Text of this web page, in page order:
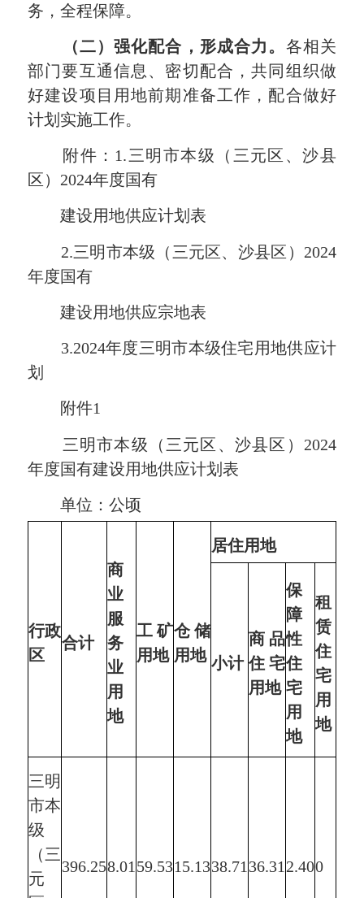
务，全程保障。
（二）强化配合，形成合力。 各相关
部门要互通信息、密切配合，共同组织做
好建设项目用地前期准备工作，配合做好
计划实施工作。
附件：1.三明市本级（三元区、沙县
区）2024年度国有
建设用地供应计划表
2.三明市本级（三元区、沙县区）2024
年度国有
建设用地供应宗地表
3.2024年度三明市本级住宅用地供应计
划
附件1
三明市本级（三元区、沙县区）2024
年度国有建设用地供应计划表
单位：公顷
行政
区
合计
商
业
服
务
业
用
地
工矿
用地
仓储
用地
居住用地
小计
商品
住宅
用地
保
障
性
住
宅
用
地
租
赁
住
宅
用
地
三明
市本
级
（三
元
396.258.01 59.5315.1338.71 36.31 2.400